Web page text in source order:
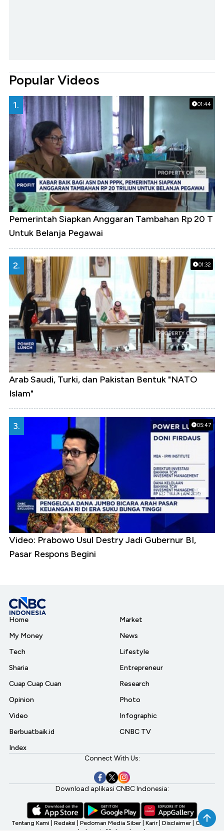
Popular Videos
01:44
1.
Pemerintah Siapkan Anggaran Tambahan Rp 20 T
Untuk Belanja Pegawai
01:32
2.
Arab Saudi, Turki, dan Pakistan Bentuk "NATO
Islam"
05:47
3.
Video: Prabowo Usul Destry Jadi Gubernur BI,
Pasar Respons Begini
Home
My Money
Tech
Sharia
Cuap Cuap Cuan
Opinion
Video
Berbuatbaik.id
Index
Market
News
Lifestyle
Entrepreneur
Research
Photo
Infographic
CNBC TV
Connect With Us:
Download aplikasi CNBC Indonesia:
Tentang Kami Redaksi Pedoman Media Siber Karir Disclaimer CNBC